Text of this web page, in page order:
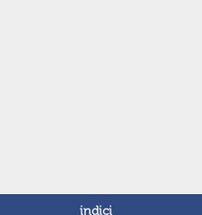
indici